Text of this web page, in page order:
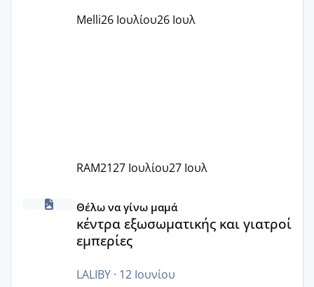
Εγώ πήγα σε έναν ιδιωτικό παιδικό στ
Melli26 Ιουλίου26 Ιουλ
RAM2127 Ιουλίου27 Ιουλ
κέντρα εξωσωματικής και γιατροί εμπερίες
Θέλω να γίνω μαμά
κέντρα εξωσωματικής και γιατροί
εμπερίες
LALIBY· 12 Ιουνίου